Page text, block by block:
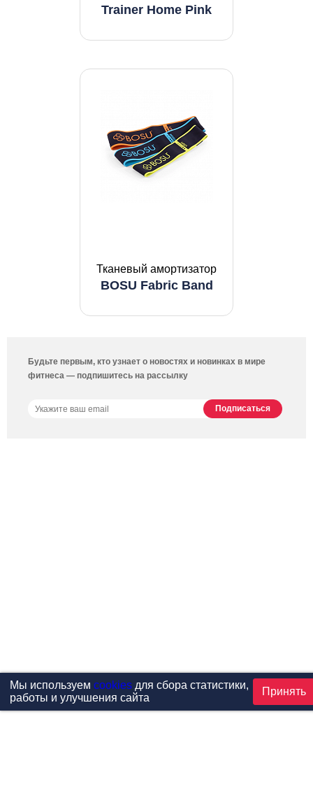
Trainer Home Pink
Тканевый амортизатор
BOSU Fabric Band
Будьте первым, кто узнает о новостях и новинках в мире
фитнеса — подпишитесь на рассылку
Мы используем cookiesдля сбора статистики,
работы и улучшения сайта
Принять